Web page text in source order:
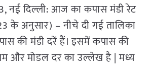
नई दिल्ली: आज का कपास मंडी रेट
के अनुसार) – नीचे दी गई तालिका
की मंडी दरें हैं। इसमें कपास की
और मोडल दर का उल्लेख है | मध्य